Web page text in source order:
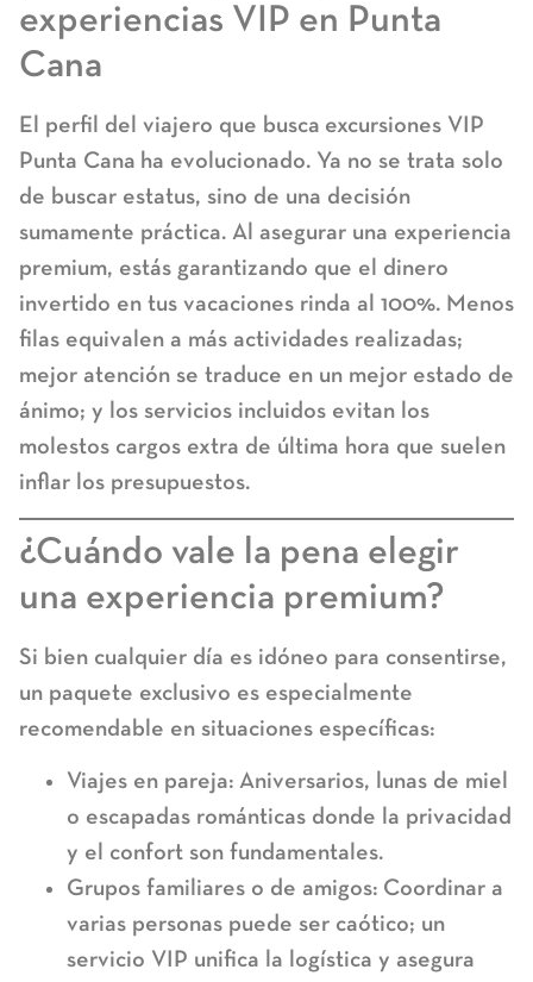
experiencias VIP en Punta
Cana
El perfil del viajero que busca excursiones VIP
Punta Cana ha evolucionado. Ya no se trata solo
de buscar estatus, sino de una decisión
sumamente práctica. Al asegurar una experiencia
premium, estás garantizando que el dinero
invertido en tus vacaciones rinda al 100%. Menos
filas equivalen a más actividades realizadas;
mejor atención se traduce en un mejor estado de
ánimo; y los servicios incluidos evitan los
molestos cargos extra de última hora que suelen
inflar los presupuestos.
¿Cuándo vale la pena elegir
una experiencia premium?
Si bien cualquier día es idóneo para consentirse,
un paquete exclusivo es especialmente
recomendable en situaciones específicas:
Viajes en pareja: Aniversarios, lunas de miel
o escapadas románticas donde la privacidad
y el confort son fundamentales.
Grupos familiares o de amigos: Coordinar a
varias personas puede ser caótico; un
servicio VIP unifica la logística y asegura